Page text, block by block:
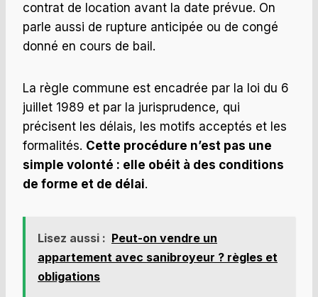
contrat de location avant la date prévue. On
parle aussi de rupture anticipée ou de congé
donné en cours de bail.
La règle commune est encadrée par la loi du 6
juillet 1989 et par la jurisprudence, qui
précisent les délais, les motifs acceptés et les
formalités. Cette procédure n’est pas une
simple volonté : elle obéit à des conditions
de forme et de délai.
Lisez aussi : Peut-on vendre un
appartement avec sanibroyeur ? règles et
obligations